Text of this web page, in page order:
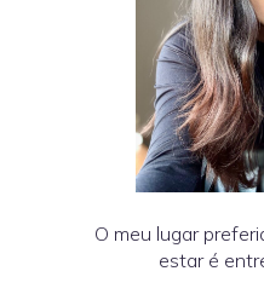
O meu lugar
estar é